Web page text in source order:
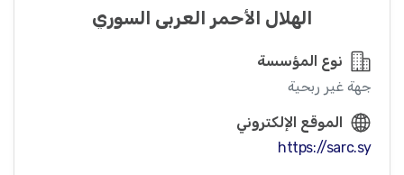
الهلال الأحمر العربي السوري
نوع المؤسسة
جهة غير ربحية
الموقع الإلكتروني
https://sarc.sy